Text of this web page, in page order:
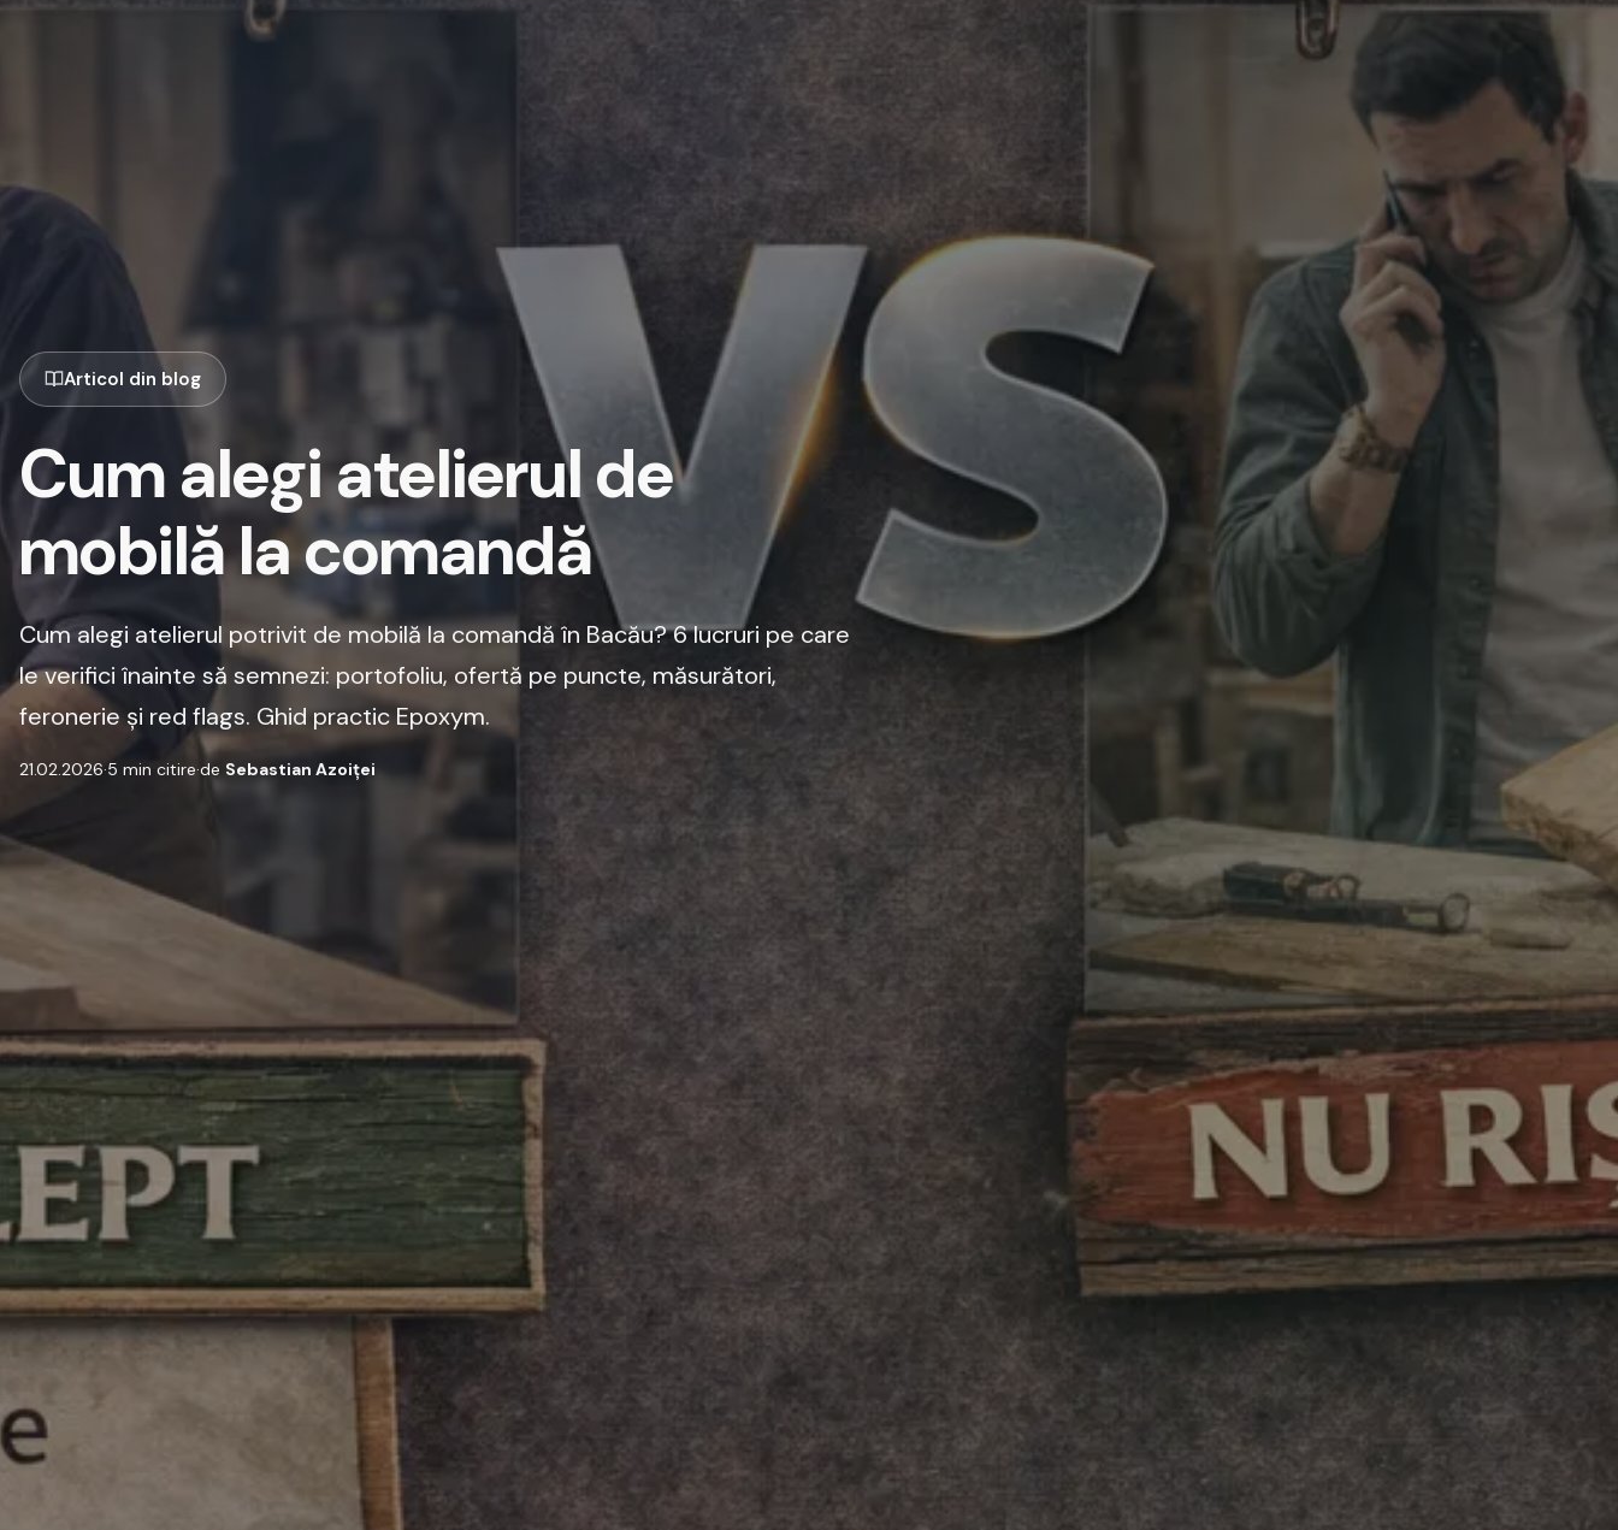
Articol din blog
Cum alegi atelierul de
mobilă la comandă
Cum alegi atelierul potrivit de mobilă la comandă în Bacău? 6 lucruri pe care
le verifici înainte să semnezi: portofoliu, ofertă pe puncte, măsurători,
feronerie și red flags. Ghid practic Epoxym.
21.02.2026·5 min citire·de Sebastian Azoiței